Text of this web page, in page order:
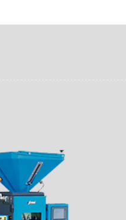
充电、校校时，做执
场资料，直戳了当的
在平台的电子地图上
能，在实战中发挥着
安执法、卫生监督、